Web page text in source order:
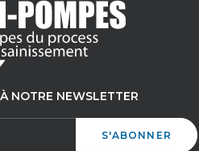
NOTRE NEWSLETTER